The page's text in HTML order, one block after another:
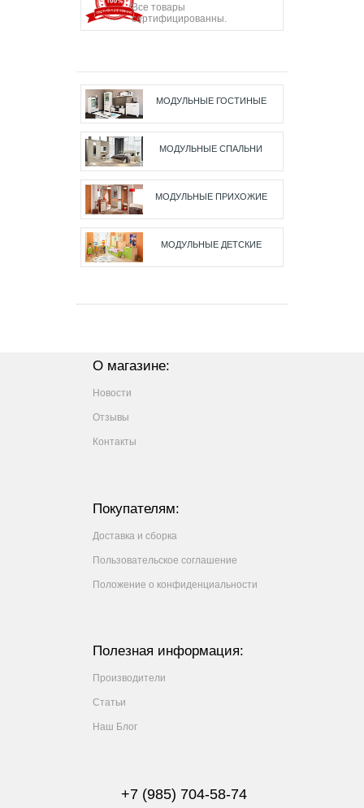
Все товары
сертифицированны.
МОДУЛЬНЫЕ ГОСТИНЫЕ
МОДУЛЬНЫЕ СПАЛЬНИ
МОДУЛЬНЫЕ ПРИХОЖИЕ
МОДУЛЬНЫЕ ДЕТСКИЕ
О магазине:
Новости
Отзывы
Контакты
Покупателям:
Доставка и сборка
Пользовательское соглашение
Положение о конфиденциальности
Полезная информация:
Производители
Статьи
Наш Блог
+7 (985) 704-58-74